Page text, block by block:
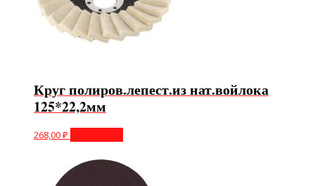
Круг полиров.лепест.из нат.войлока
125*22,2мм
268,00₽